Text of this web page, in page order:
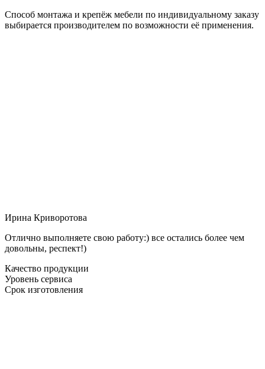
Способ монтажа и крепёж мебели по индивидуальному заказу
выбирается производителем по возможности её применения.
Ирина Криворотова
Отлично выполняете свою работу:) все остались более чем
довольны, респект!)
Качество продукции
Уровень сервиса
Срок изготовления